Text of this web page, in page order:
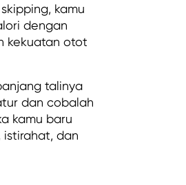
kamu
dengan
kekuatan otot
talinya
dan cobalah
kamu baru
istirahat, dan